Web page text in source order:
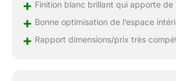
+ Finition blanc brillant qui apporte de
+ Bonne optimisation de l’espace
+ Rapport dimensions/prix très